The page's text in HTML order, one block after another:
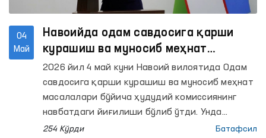
04
Май
Навоийда одам савдосига қарши
курашиш ва муносиб меҳнат
масалалари муҳокама қилинди
2026 йил 4 май куни Навоий вилоятида Одам
савдосига қарши курашиш ва муносиб меҳнат
масалалари бўйича ҳудудий комиссиянинг
навбатдаги йиғилиши бўлиб ўтди. Унда
Миллий комиссия аъзоси — Олий Мажлиснинг
254 Кўрди Батафсил